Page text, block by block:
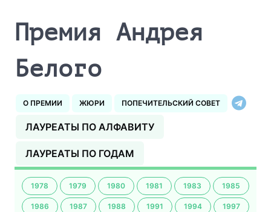
Премия Андрея
Белого
О ПРЕМИИ ЖЮРИ ПОПЕЧИТЕЛЬСКИЙ СОВЕТ
ЛАУРЕАТЫ ПО АЛФАВИТУ
ЛАУРЕАТЫ ПО ГОДАМ
1978 1979 1980 1981 1983 1985
1986 1987 1988 1991 1994 1997